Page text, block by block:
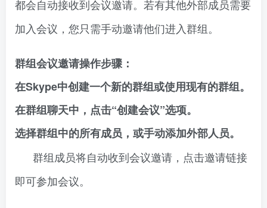
都会自动接收到会议邀请。若有其他外部成员需要
加入会议，您只需手动邀请他们进入群组。
群组会议邀请操作步骤：
在Skype中创建一个新的群组或使用现有的群组。
在群组聊天中，点击“创建会议”选项。
选择群组中的所有成员，或手动添加外部人员。
群组成员将自动收到会议邀请，点击邀请链接
即可参加会议。